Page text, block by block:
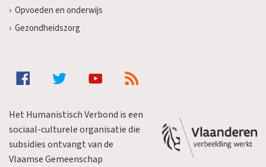
Opvoeden en onderwijs
Gezondheidszorg
Het Humanistisch Verbond is een
sociaal-culturele organisatie die
subsidies ontvangt van de
Vlaamse Gemeenschap